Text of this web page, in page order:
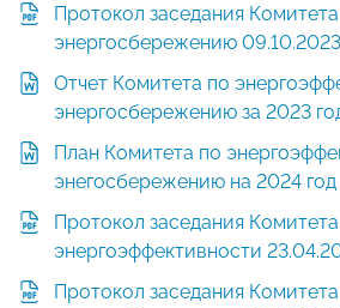
Протокол заседания
энергосбережению 09.10.2023
Отчет Комитета по
энергосбережению за 2023
План Комитета по
энегосбережению на 2024 год
Протокол заседания
энергоэффективности
Протокол заседания